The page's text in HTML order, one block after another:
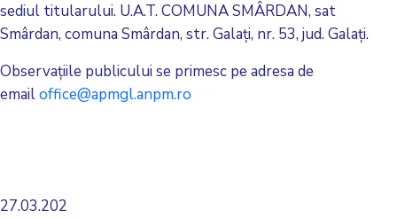
sediul titularului. U.A.T. COMUNA SMÂRDAN, sat
Smârdan, comuna Smârdan, str. Galați, nr. 53, jud. Galați.
Observațiile publicului se primesc pe adresa de
emailoffice@apmgl.anpm.ro
27.03.202